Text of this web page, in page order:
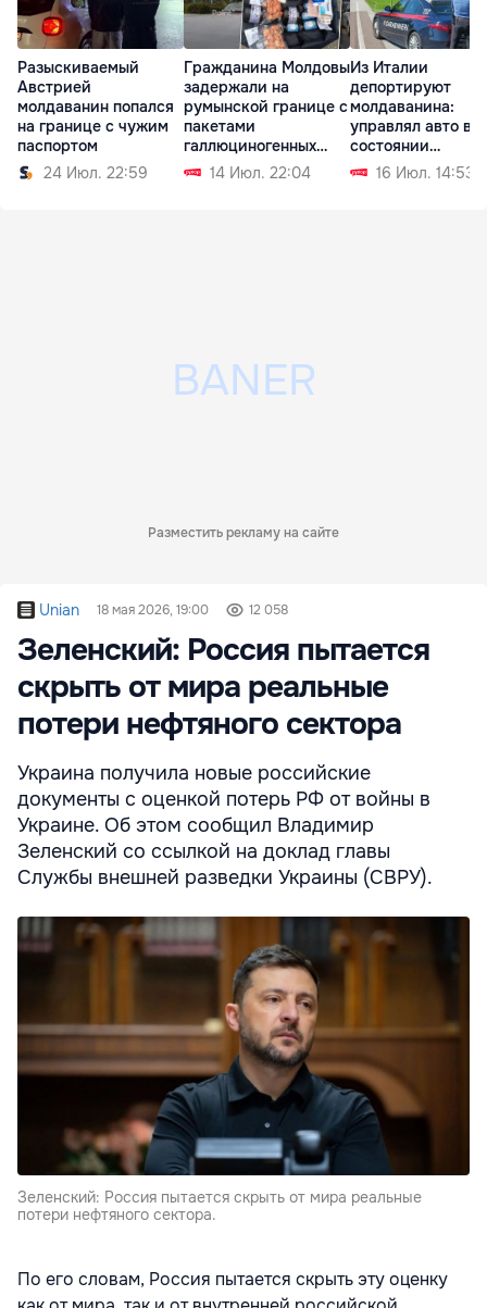
Разыскиваемый
Австрией
молдаванин попался
на границе с чужим
паспортом
24 Июл. 22:59
Гражданина Молдовы
задержали на
румынской границе с
пакетами
галлюциногенных
грибов14 Июл. 22:04
Из Италии
депортируют
молдаванина:
управлял авто в
состоянии
алкогольного
опьянения
16 Июл. 14:53
Разместить рекламу на сайте
Unian 18 мая 2026, 19:00 12 058
Зеленский: Россия пытается
скрыть от мира реальные
потери нефтяного сектора
Украина получила новые российские
документы с оценкой потерь РФ от войны в
Украине. Об этом сообщил Владимир
Зеленский со ссылкой на доклад главы
Службы внешней разведки Украины (СВРУ).
Зеленский: Россия пытается скрыть от мира реальные
потери нефтяного сектора.
По его словам, Россия пытается скрыть эту оценку